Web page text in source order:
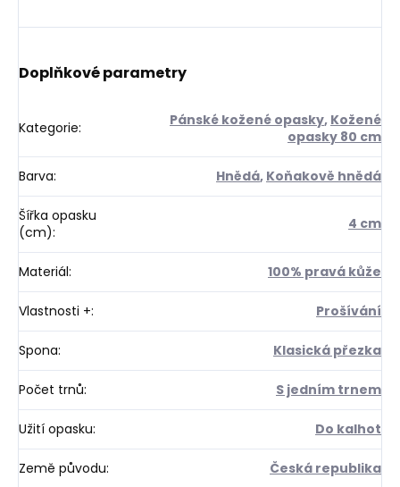
Doplňkové parametry
Kategorie: Pánské kožené opasky, Kožené
opasky 80 cm
Barva: Hnědá, Koňakově hnědá
Šířka opasku
(cm): 4 cm
Materiál: 100% pravá kůže
Vlastnosti +: Prošívání
Spona: Klasická přezka
Počet trnů: S jedním trnem
Užití opasku: Do kalhot
Země původu: Česká republika